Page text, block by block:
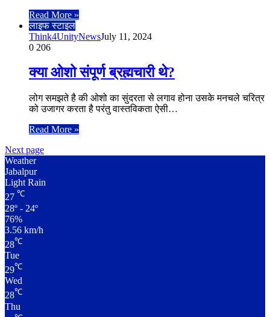
Read More »
लाइफ स्टाइल
Think4UnityNewsJuly 11, 2024
0 206
क्या ओशो संपूर्ण ब्रह्मचारी थे?
लोग समझते है की ओशो का सुंदरता से लगाव होना उसके मनचले चरित्र
को उजागर करता है परंतु वास्तविकता ऐसी…
Read More »
Next page
Weather
Jabalpur
Light Rain
27 ℃
28º - 24º
76%
3.56 km/h
28℃
Tue
29℃
Wed
28℃
Thu